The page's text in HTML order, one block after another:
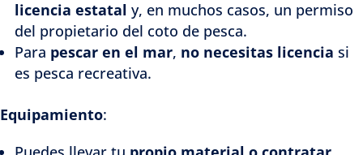
licencia estatal y, en muchos casos, un permiso
del propietario del coto de pesca.
Para pescar en el mar, no necesitas licencia si
es pesca recreativa.
Equipamiento: